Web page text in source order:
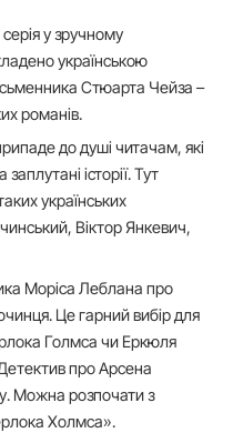
у зручному
українською
Стюарта Чейза –
романів.
до душі читачам, які
історії. Тут
українських
Віктор Янкевич,
Моріса Леблана про
Це гарний вибір для
Голмса чи Еркюля
про Арсена
Можна розпочати з
Холмса».